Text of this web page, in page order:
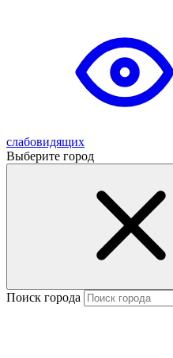
слабовидящих
Выберите город
Поиск города